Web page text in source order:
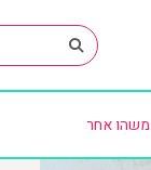
משהו אחר